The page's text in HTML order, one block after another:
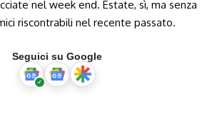
nel week end. Estate, sì, ma senza
riscontrabili nel recente passato.
Seguici su Google